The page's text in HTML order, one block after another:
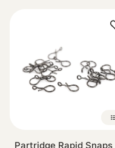
Partridge Rapid Snaps